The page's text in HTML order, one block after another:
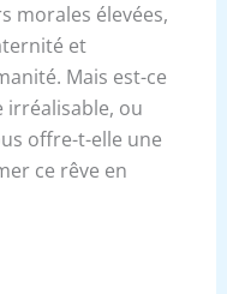
morales élevées,
et
Mais est-ce
irréalisable, ou
offre-t-elle une
ce rêve en